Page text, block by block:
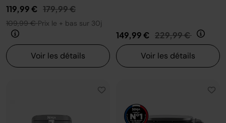
119,99 € Prix réduit de
179,99 €au
109,99 €Prix le + bas sur 30j
Voir les détails
149,99 € Prix réduit de
229,99 € au
Voir les détails